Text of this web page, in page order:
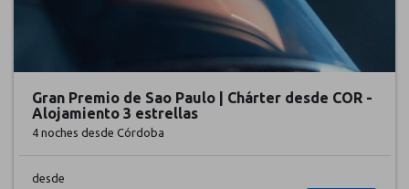
Gran Premio de Sao Paulo | Chárter desde COR -
Alojamiento 3 estrellas
4 noches desde Córdoba
desde